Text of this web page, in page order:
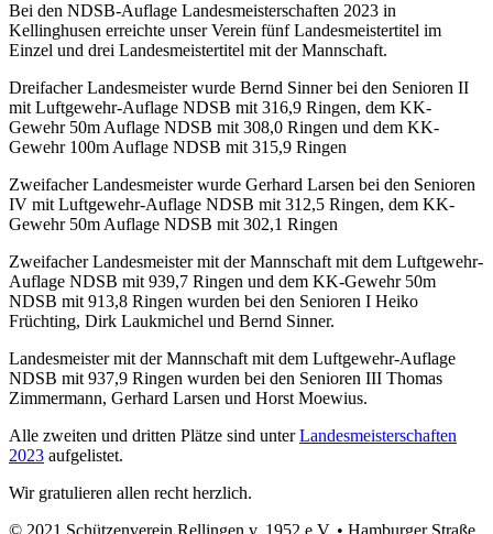
Bei den NDSB-Auflage Landesmeisterschaften 2023 in
Kellinghusen erreichte unser Verein fünf Landesmeistertitel im
Einzel und drei Landesmeistertitel mit der Mannschaft.
Dreifacher Landesmeister wurde Bernd Sinner bei den Senioren II
mit Luftgewehr-Auflage NDSB mit 316,9 Ringen, dem KK-
Gewehr 50m Auflage NDSB mit 308,0 Ringen und dem KK-
Gewehr 100m Auflage NDSB mit 315,9 Ringen
Zweifacher Landesmeister wurde Gerhard Larsen bei den Senioren
IV mit Luftgewehr-Auflage NDSB mit 312,5 Ringen, dem KK-
Gewehr 50m Auflage NDSB mit 302,1 Ringen
Zweifacher Landesmeister mit der Mannschaft mit dem Luftgewehr-
Auflage NDSB mit 939,7 Ringen und dem KK-Gewehr 50m
NDSB mit 913,8 Ringen wurden bei den Senioren I Heiko
Früchting, Dirk Laukmichel und Bernd Sinner.
Landesmeister mit der Mannschaft mit dem Luftgewehr-Auflage
NDSB mit 937,9 Ringen wurden bei den Senioren III Thomas
Zimmermann, Gerhard Larsen und Horst Moewius.
Alle zweiten und dritten Plätze sind unterLandesmeisterschaften
2023 aufgelistet.
Wir gratulieren allen recht herzlich.